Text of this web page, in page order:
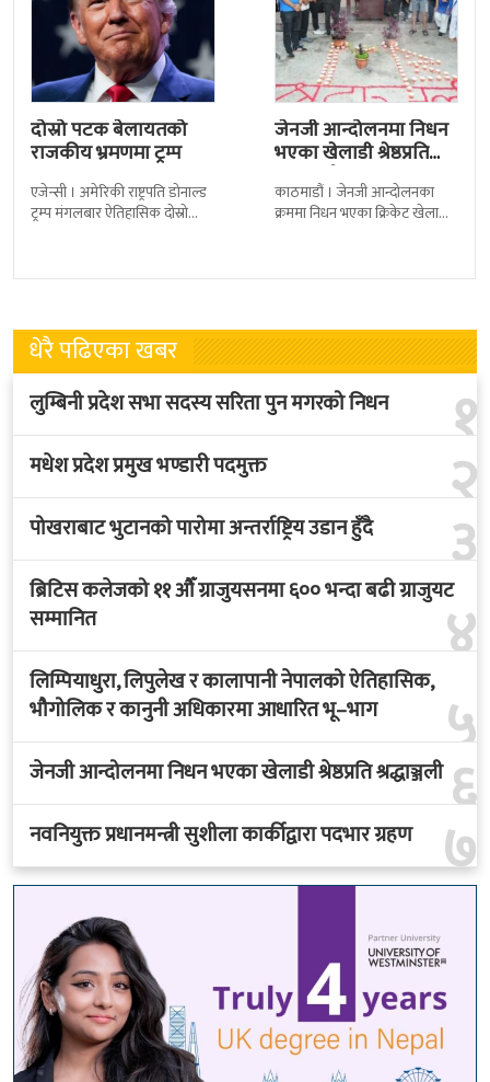
दोस्रो पटक बेलायतको
राजकीय भ्रमणमा ट्रम्प
एजेन्सी । अमेरिकी राष्ट्रपति डोनाल्ड
ट्रम्प मंगलबार ऐतिहासिक दोस्रो
बेलायत सरकारले
जेनजी आन्दोलनमा निधन
भएका खेलाडी श्रेष्ठप्रति
श्रद्धाञ्जली
काठमाडौं । जेनजी आन्दोलनका
क्रममा निधन भएका क्रिकेट खेलाडी
त्रिपुरेश्वरस्थीत राष्ट्रिय खेलकुद
धेरै पढिएका खबर
१
लुम्बिनी प्रदेश सभा सदस्य सरिता पुन मगरको निधन
२
मधेश प्रदेश प्रमुख भण्डारी पदमुक्त
३
पोखराबाट भुटानको पारोमा अन्तर्राष्ट्रिय उडान हुँदै
४
ब्रिटिस कलेजको ११ औँ ग्राजुयसनमा ६०० भन्दा बढी ग्राजुयट
सम्मानित
५
लिम्पियाधुरा, लिपुलेख र कालापानी नेपालको ऐतिहासिक,
भौगोलिक र कानुनी अधिकारमा आधारित भू–भाग
६
जेनजी आन्दोलनमा निधन भएका खेलाडी श्रेष्ठप्रति श्रद्धाञ्जली
७
नवनियुक्त प्रधानमन्त्री सुशीला कार्कीद्वारा पदभार ग्रहण